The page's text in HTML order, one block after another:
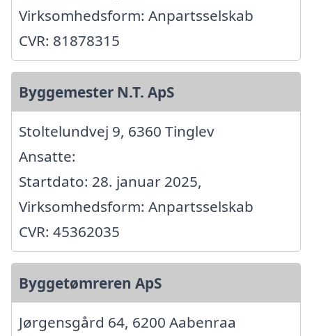
Virksomhedsform: Anpartsselskab
CVR: 81878315
Byggemester N.T. ApS
Stoltelundvej 9, 6360 Tinglev
Ansatte:
Startdato: 28. januar 2025,
Virksomhedsform: Anpartsselskab
CVR: 45362035
Byggetømreren ApS
Jørgensgård 64, 6200 Aabenraa